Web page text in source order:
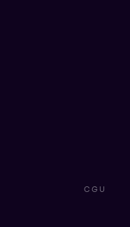
CGU